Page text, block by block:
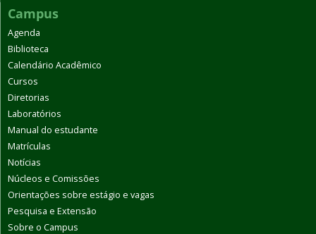
Campus
Agenda
Biblioteca
Calendário Acadêmico
Cursos
Diretorias
Laboratórios
Manual do estudante
Matrículas
Notícias
Núcleos e Comissões
Orientações sobre estágio e vagas
Pesquisa e Extensão
Sobre o Campus